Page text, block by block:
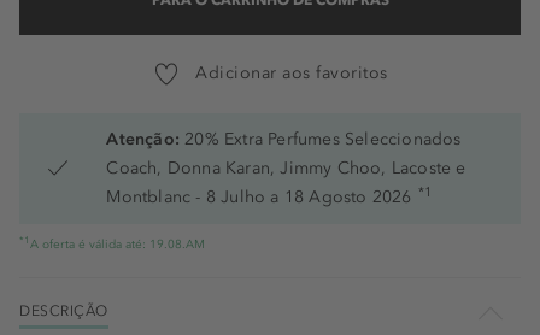
Adicionar aos favoritos
Atenção: 20% Extra Perfumes Seleccionados
Coach, Donna Karan, Jimmy Choo, Lacoste e
Montblanc - 8 Julho a 18 Agosto 2026 *1
*1 A oferta é válida até: 19.08.AM
DESCRIÇÃO